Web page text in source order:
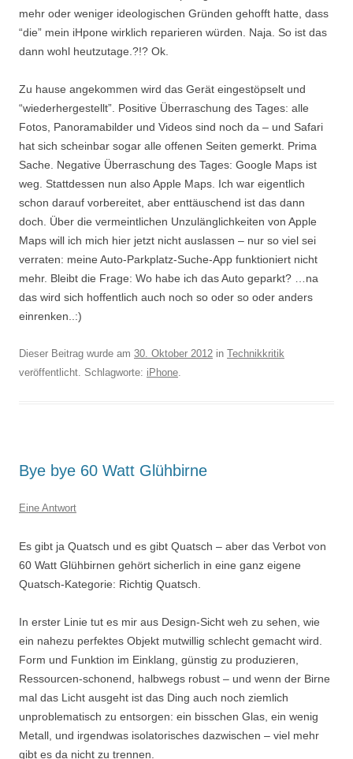
mehr oder weniger ideologischen Gründen gehofft hatte, dass
“die” mein iHpone wirklich reparieren würden. Naja. So ist das
dann wohl heutzutage.?!? Ok.
Zu hause angekommen wird das Gerät eingestöpselt und
“wiederhergestellt”. Positive Überraschung des Tages: alle
Fotos, Panoramabilder und Videos sind noch da – und Safari
hat sich scheinbar sogar alle offenen Seiten gemerkt. Prima
Sache. Negative Überraschung des Tages: Google Maps ist
weg. Stattdessen nun also Apple Maps. Ich war eigentlich
schon darauf vorbereitet, aber enttäuschend ist das dann
doch. Über die vermeintlichen Unzulänglichkeiten von Apple
Maps will ich mich hier jetzt nicht auslassen – nur so viel sei
verraten: meine Auto-Parkplatz-Suche-App funktioniert nicht
mehr. Bleibt die Frage: Wo habe ich das Auto geparkt? …na
das wird sich hoffentlich auch noch so oder so oder anders
einrenken..:)
Dieser Beitrag wurde am 30. Oktober 2012 in Technikkritik
veröffentlicht. Schlagworte: iPhone.
Bye bye 60 Watt Glühbirne
Eine Antwort
Es gibt ja Quatsch und es gibt Quatsch – aber das Verbot von
60 Watt Glühbirnen gehört sicherlich in eine ganz eigene
Quatsch-Kategorie: Richtig Quatsch.
In erster Linie tut es mir aus Design-Sicht weh zu sehen, wie
ein nahezu perfektes Objekt mutwillig schlecht gemacht wird.
Form und Funktion im Einklang, günstig zu produzieren,
Ressourcen-schonend, halbwegs robust – und wenn der Birne
mal das Licht ausgeht ist das Ding auch noch ziemlich
unproblematisch zu entsorgen: ein bisschen Glas, ein wenig
Metall, und irgendwas isolatorisches dazwischen – viel mehr
gibt es da nicht zu trennen.